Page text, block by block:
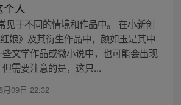
个人
见于不同的情境和作品中。 在小新创
娘》及其衍生作品中，颜如玉是其中
文学作品或微小说中，也可能会出现
需要注意的是，这只...
月09日 22:32